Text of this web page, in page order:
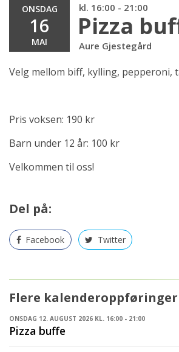
ONSDAG
16
MAI
kl. 16:00 - 21:00
Pizza
Aure Gjestegård
Velg mellom biff, kylling, pepperoni,
Pris voksen: 190 kr
Barn under 12 år: 100 kr
Velkommen til oss!
Del på:
Facebook Twitter
Flere kalenderoppføringer
ONSDAG 12. AUGUST 2026 KL. 16:00 - 21:00
Pizza buffe